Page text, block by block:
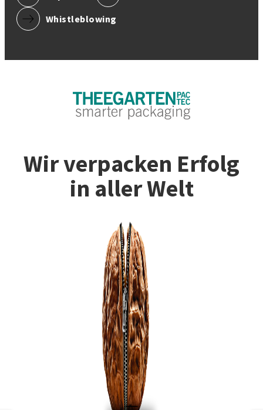
Whistleblowing
Wir verpacken Erfolg
in aller Welt